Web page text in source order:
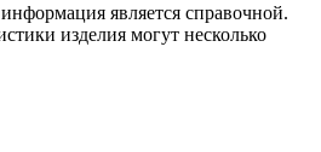
является справочной.
изделия могут несколько